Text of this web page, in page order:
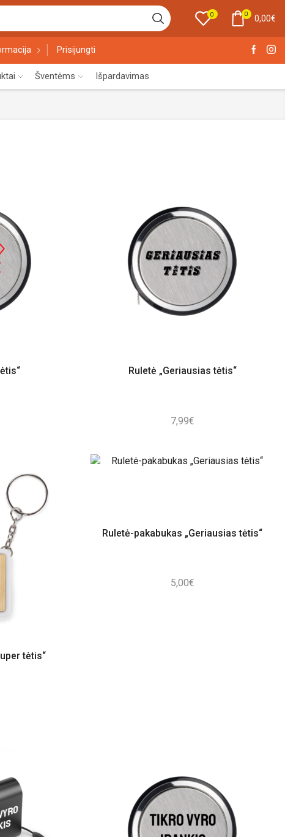
0 0 0,00€
Prisijungti
Šventėms Išpardavimas
Ruletė „Geriausias tėtis“
7,99€
tėtis“
Ruletė-pakabukas „Geriausias tėtis“
5,00€